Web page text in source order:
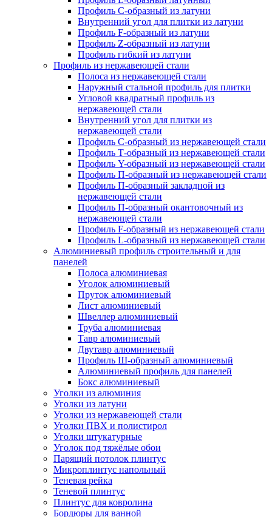
Профиль C-образный из латуни
Внутренний угол для плитки из латуни
Профиль F-образный из латуни
Профиль Z-образный из латуни
Профиль гибкий из латуни
Профиль из нержавеющей стали
Полоса из нержавеющей стали
Наружный стальной профиль для плитки
Угловой квадратный профиль из
нержавеющей стали
Внутренний угол для плитки из
нержавеющей стали
Профиль C-образный из нержавеющей стали
Профиль Т-образный из нержавеющей стали
Профиль Y-образный из нержавеющей стали
Профиль П-образный из нержавеющей стали
Профиль П-образный закладной из
нержавеющей стали
Профиль П-образный окантовочный из
нержавеющей стали
Профиль F-образный из нержавеющей стали
Профиль L-образный из нержавеющей стали
Алюминиевый профиль строительный и для
панелей
Полоса алюминиевая
Уголок алюминиевый
Пруток алюминиевый
Лист алюминиевый
Швеллер алюминиевый
Труба алюминиевая
Тавр алюминиевый
Двутавр алюминиевый
Профиль Ш-образный алюминиевый
Алюминиевый профиль для панелей
Бокс алюминиевый
Уголки из алюминия
Уголки из латуни
Уголки из нержавеющей стали
Уголки ПВХ и полистирол
Уголки штукатурные
Уголок под тяжёлые обои
Парящий потолок плинтус
Микроплинтус напольный
Теневая рейка
Теневой плинтус
Плинтус для ковролина
Бордюры для ванной